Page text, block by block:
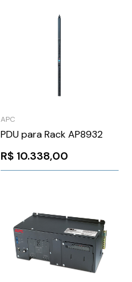
APC
PDU para Rack AP8932
R$ 10.338,00